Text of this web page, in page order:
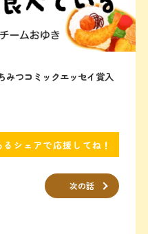
みつコミックエッセイ賞入
シェアで応援してね！
次の話